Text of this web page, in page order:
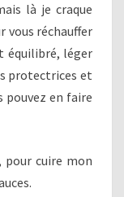
là je craque
vous réchauffer
équilibré, léger
protectrices et
pouvez en faire
pour cuire mon